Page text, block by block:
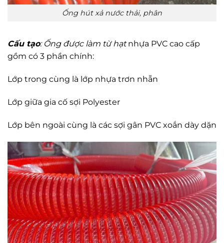
Ống hút xả nước thải, phân
Cấu tạo: Ống được làm từ hạtnhựa PVC cao cấp
gồm có 3 phần chính:
Lớp trong cùng là lớp nhựa trơn nhẵn
Lớp giữa gia cố sợi Polyester
Lớp bên ngoài cùng là các sợi gân PVC xoắn dày dặn